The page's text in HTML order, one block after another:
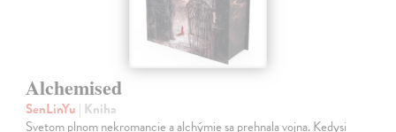
Alchemised
SenLinYu | Kniha
Svetom plnom nekromancie a alchýmie sa prehnala vojna. Kedysi